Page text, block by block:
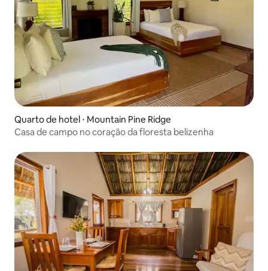
Quarto de hotel ⋅ Mountain Pine Ridge
Casa de campo no coração da floresta belizenha